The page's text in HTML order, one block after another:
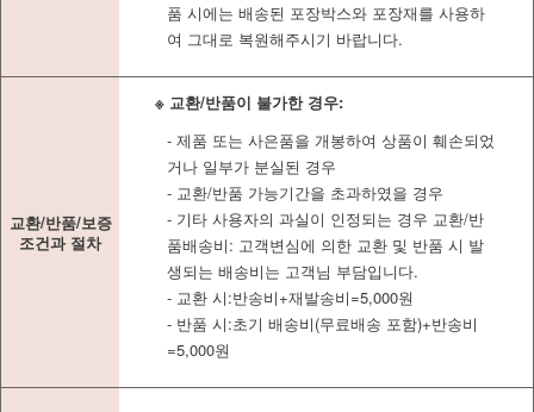
품 시에는 배송된 포장박스와 포장재를 사용하
여 그대로 복원해주시기 바랍니다.
교환/반품/보증
조건과 절차
※ 교환/반품이 불가한 경우:
- 제품 또는 사은품을 개봉하여 상품이 훼손되었
거나 일부가 분실된 경우
- 교환/반품 가능기간을 초과하였을 경우
- 기타 사용자의 과실이 인정되는 경우 교환/반
품배송비: 고객변심에 의한 교환 및 반품 시 발
생되는 배송비는 고객님 부담입니다.
- 교환 시:반송비+재발송비=5,000원
- 반품 시:초기 배송비(무료배송 포함)+반송비
=5,000원